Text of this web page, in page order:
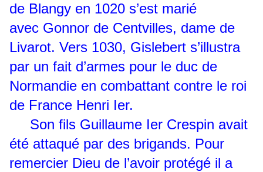
de Blangy en 1020 s’est marié
avec Gonnor de Centvilles, dame de
Livarot. Vers 1030, Gislebert s’illustra
par un fait d’armes pour le duc de
Normandie en combattant contre le roi
de France Henri Ier.
Son fils Guillaume Ier Crespin avait
été attaqué par des brigands. Pour
remercier Dieu de l’avoir protégé il a